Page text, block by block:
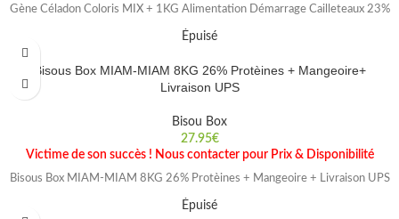
Gène Céladon Coloris MIX + 1KG Alimentation Démarrage Cailleteaux 23%
Épuisé
Bisous Box MIAM-MIAM 8KG 26% Protèines + Mangeoire+
Livraison UPS
Bisou Box
27.95€
Victime de son succès ! Nous contacter pour Prix & Disponibilité
Bisous Box MIAM-MIAM 8KG 26% Protèines + Mangeoire + Livraison UPS
Épuisé